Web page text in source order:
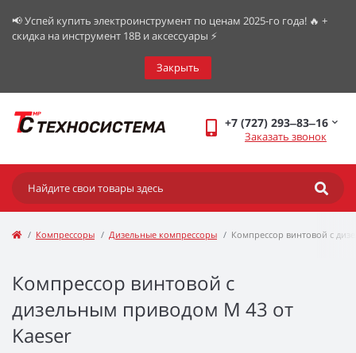
📢 Успей купить электроинструмент по ценам 2025-го года! 🔥 +
скидка на инструмент 18В и аксессуары ⚡️
Закрыть
+7 (727) 293‒83‒16
Заказать звонок
Компрессоры Дизельные компрессоры Компрессор винтовой с
Компрессор винтовой с
дизельным приводом М 43 от
Kaeser